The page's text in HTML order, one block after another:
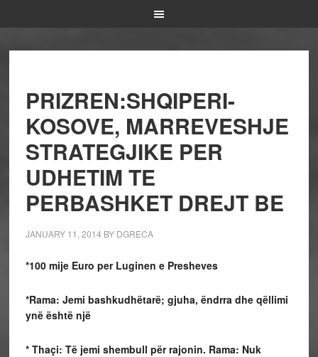
PRIZREN:SHQIPERI-
KOSOVE, MARREVESHJE
STRATEGJIKE PER
UDHETIM TE
PERBASHKET DREJT BE
JANUARY 11, 2014 BY DGRECA
*100 mije Euro per Luginen e Presheves
*Rama: Jemi bashkudhëtarë; gjuha, ëndrra dhe qëllimi
ynë është një
* Thaçi: Të jemi shembull për rajonin. Rama: Nuk